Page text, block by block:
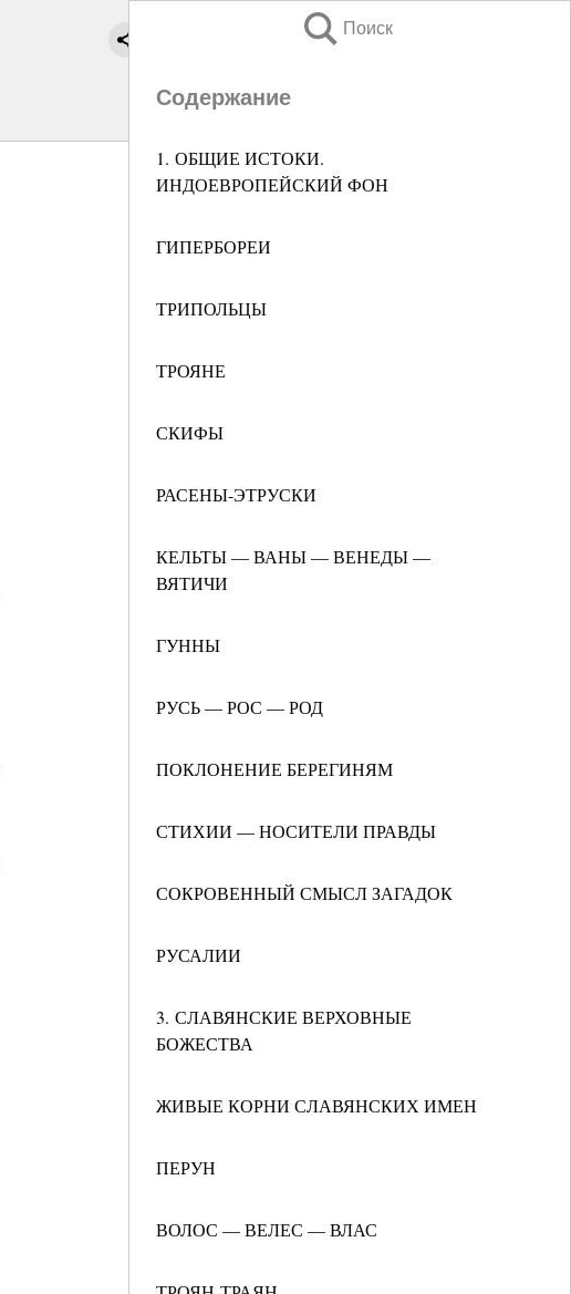
Поиск
Содержание
1. ОБЩИЕ ИСТОКИ.
ИНДОЕВРОПЕЙСКИЙ ФОН
ГИПЕРБОРЕИ
ТРИПОЛЬЦЫ
ТРОЯНЕ
СКИФЫ
РАСЕНЫ-ЭТРУСКИ
КЕЛЬТЫ — ВАНЫ — ВЕНЕДЫ —
ВЯТИЧИ
ГУННЫ
РУСЬ — РОС — РОД
ПОКЛОНЕНИЕ БЕРЕГИНЯМ
СТИХИИ — НОСИТЕЛИ ПРАВДЫ
СОКРОВЕННЫЙ СМЫСЛ ЗАГАДОК
РУСАЛИИ
3. СЛАВЯНСКИЕ ВЕРХОВНЫЕ
БОЖЕСТВА
ЖИВЫЕ КОРНИ СЛАВЯНСКИХ ИМЕН
ПЕРУН
ВОЛОС — ВЕЛЕС — ВЛАС